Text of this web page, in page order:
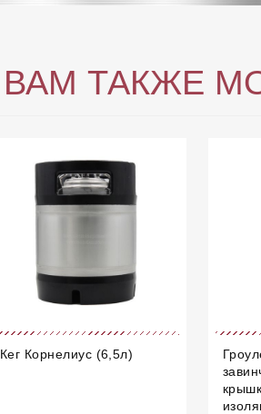
ВАМ ТАКЖЕ
Кег Корнелиус (6,5л)